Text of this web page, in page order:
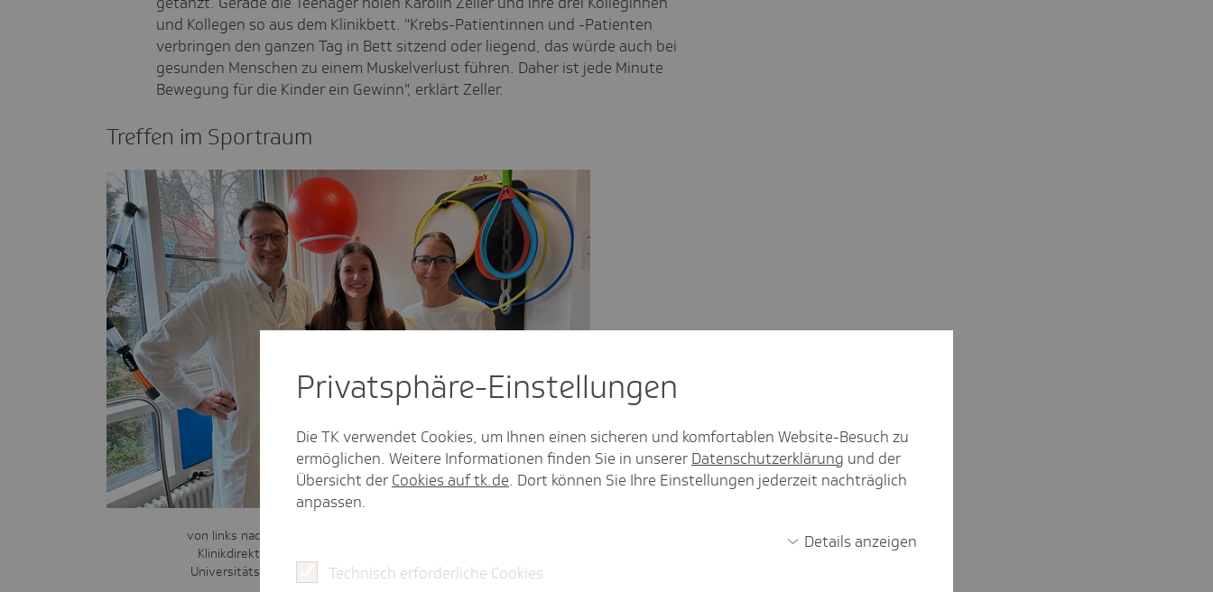
und Kollegen so aus dem Klinikbett. "Krebs-Patientinnen und -Patienten
verbringen den ganzen Tag in Bett sitzend oder liegend, das würde auch bei
gesunden Menschen zu einem Muskelverlust führen. Daher ist jede Minute
Bewegung für die Kinder ein Gewinn", erklärt Zeller.
Treffen im Sport­raum
von links nach rechts: Prof. Dr. med. Markus Metzler, stellvertretender
Klinikdirektor und Abteilungsleiter für Onkologie und Hämatologie im
Universitätsklinikum Erlangen, Paula Kinzel, Vertragsreferentin bei der
Privat­sphäre-Einstel­lungen
Die TK verwendet Cookies, um Ihnen einen sicheren und komfortablen Website-Besuch zu
ermöglichen. Weitere Informationen finden Sie in unserer Datenschutzerklärung und der
Übersicht der Cookies auf tk.de. Dort können Sie Ihre Einstellungen jederzeit nachträglich
anpassen.
Details anzeigen
Technisch erforderliche Cookies